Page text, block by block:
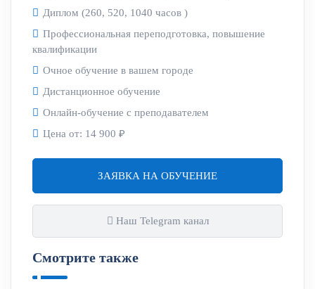
Диплом (260, 520, 1040 часов )
Профессиональная переподготовка, повышение
квалификации
Очное обучение в вашем городе
Дистанционное обучение
Онлайн-обучение с преподавателем
Цена от: 14 900 ₽
ЗАЯВКА НА ОБУЧЕНИЕ
Наш Telegram канал
Смотрите также